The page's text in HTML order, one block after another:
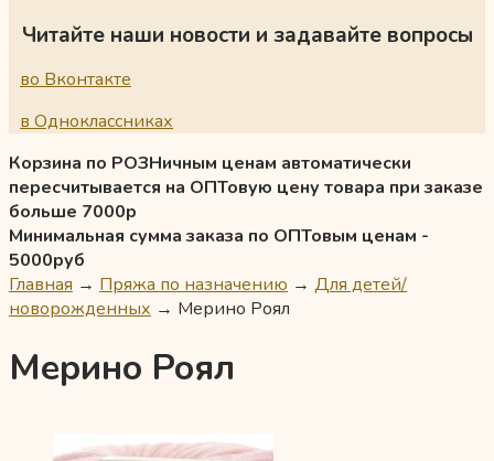
Читайте наши новости и задавайте вопросы
во Вконтакте
в Одноклассниках
Корзина по РОЗНичным ценам автоматически
пересчитывается на ОПТовую цену товара при заказе
больше 7000р
Минимальная сумма заказа по ОПТовым ценам -
5000руб
Главная → Пряжа по назначению → Для детей/
новорожденных → Мерино Роял
Мерино Роял